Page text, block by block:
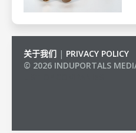
关于我们 | PRIVACY POLICY
© 2026 INDUPORTALS